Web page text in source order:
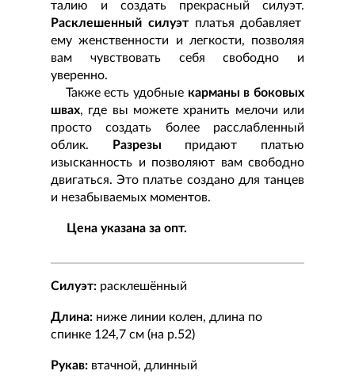
талию и создать прекрасный силуэт.
Расклешенный силуэт платья добавляет
ему женственности и легкости, позволяя
вам чувствовать себя свободно и
уверенно.
​ ​ ​ ​ Также есть удобные карманы в боковых
швах, где вы можете хранить мелочи или
просто создать более расслабленный
облик. Разрезы придают платью
изысканность и позволяют вам свободно
двигаться. Это платье создано для танцев
и незабываемых моментов.
Цена указана за опт.
Силуэт: расклешённый
Длина: ниже линии колен, длина по
спинке 124,7 см (на р.52)
Рукав: втачной, длинный